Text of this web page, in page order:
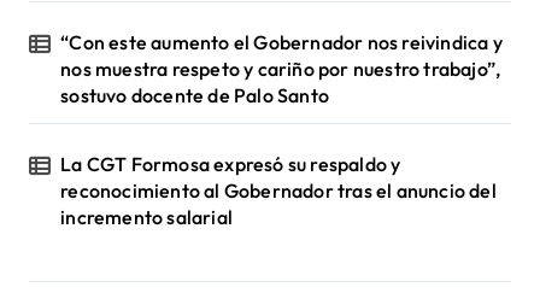
“Con este aumento el Gobernador nos reivindica y
nos muestra respeto y cariño por nuestro trabajo”,
sostuvo docente de Palo Santo
La CGT Formosa expresó su respaldo y
reconocimiento al Gobernador tras el anuncio del
incremento salarial